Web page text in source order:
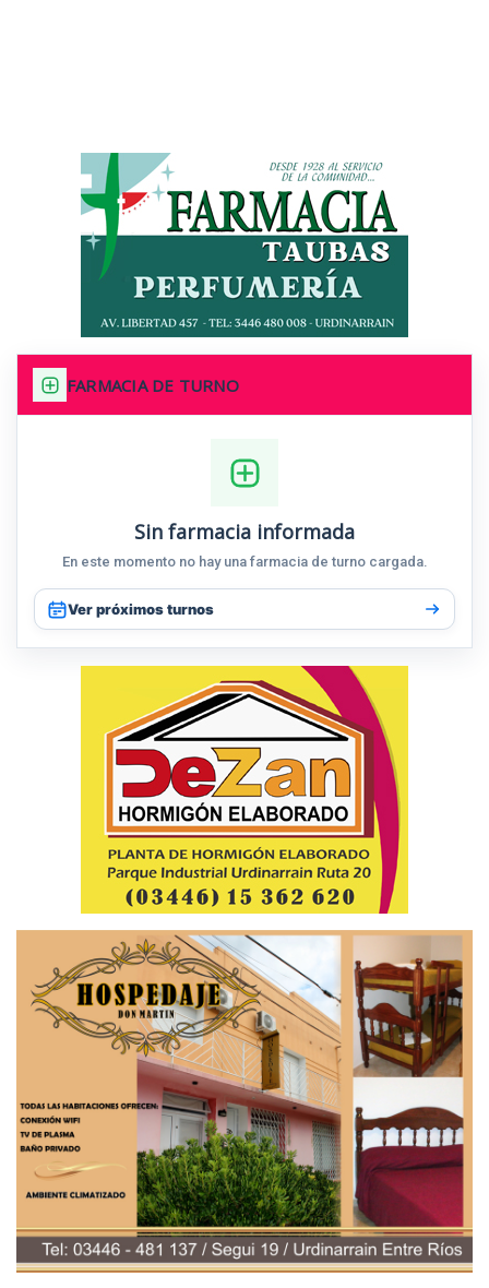
FARMACIA DE TURNO
Sin farmacia informada
En este momento no hay una farmacia de turno cargada.
Ver próximos turnos